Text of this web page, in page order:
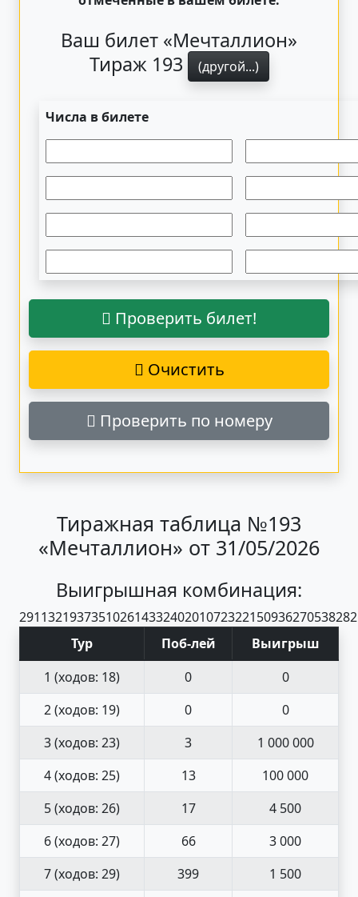
Ваш билет «Мечталлион»
Тираж 193
(другой...)
Числа в билете
Проверить билет!
Очистить
Проверить по номеру
Тиражная таблица №193
«Мечталлион» от 31/05/2026
Выигрышная комбинация:
2911321937351026143324020107232215093627053828
Тур
Поб-лей
Выигрыш
1 (ходов: 18) 0
0
2(ходов: 19) 0
0
3(ходов: 23) 3
1 000 000
4(ходов: 25) 13
100 000
5(ходов: 26) 17
4 500
6(ходов: 27) 66
3 000
7(ходов: 29) 399
1 500